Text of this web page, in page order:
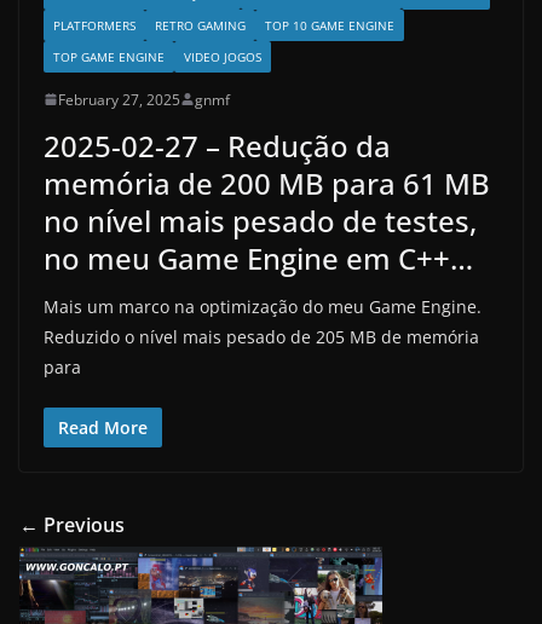
PLATFORMERS
RETRO GAMING
TOP 10 GAME ENGINE
TOP GAME ENGINE
VIDEO JOGOS
February 27, 2025 gnmf
2025-02-27 – Redução da
memória de 200 MB para 61 MB
no nível mais pesado de testes,
no meu Game Engine em C++…
Mais um marco na optimização do meu Game Engine.
Reduzido o nível mais pesado de 205 MB de memória
para
Read More
← Previous